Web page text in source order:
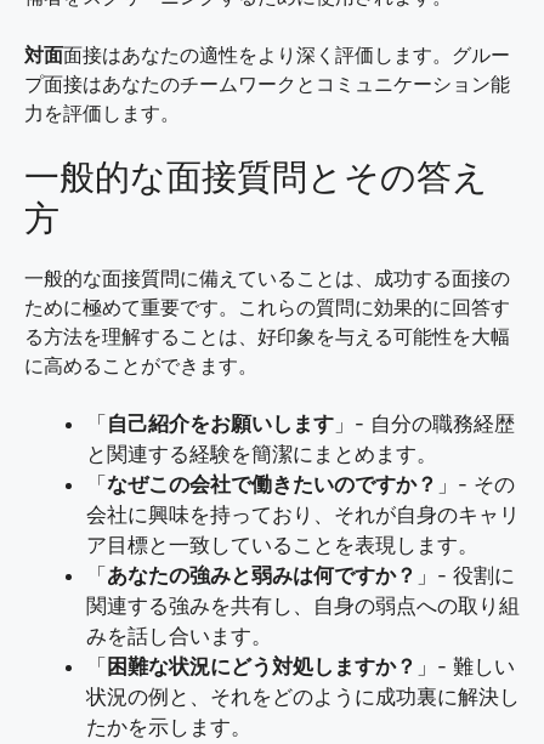
対面面接はあなたの適性をより深く評価します。グルー
プ面接はあなたのチームワークとコミュニケーション能
力を評価します。
一般的な面接質問とその答え
方
一般的な面接質問に備えていることは、成功する面接の
ために極めて重要です。これらの質問に効果的に回答す
る方法を理解することは、好印象を与える可能性を大幅
に高めることができます。
「 自己紹介をお願いします 」- 自分の職務経歴
と関連する経験を簡潔にまとめます。
「 なぜこの会社で働きたいのですか？ 」- その
会社に興味を持っており、それが自身のキャリ
ア目標と一致していることを表現します。
「 あなたの強みと弱みは何ですか？ 」- 役割に
関連する強みを共有し、自身の弱点への取り組
みを話し合います。
「 困難な状況にどう対処しますか？ 」- 難しい
状況の例と、それをどのように成功裏に解決し
たかを示します。